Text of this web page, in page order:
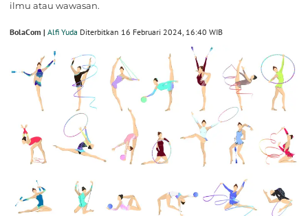
ilmu atau wawasan.
BolaCom | Alfi Yuda Diterbitkan 16 Februari 2024, 16:40 WIB